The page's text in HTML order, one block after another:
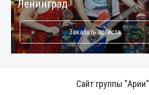
Ленинград
Заказать артиста
Сайт группы "Арии"